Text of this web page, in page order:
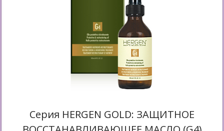
Cерия HERGEN GOLD: ЗАЩИТНОЕ